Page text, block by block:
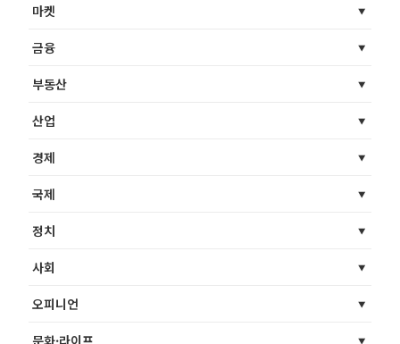
마켓
금융
부동산
산업
경제
국제
정치
사회
오피니언
문화·라이프